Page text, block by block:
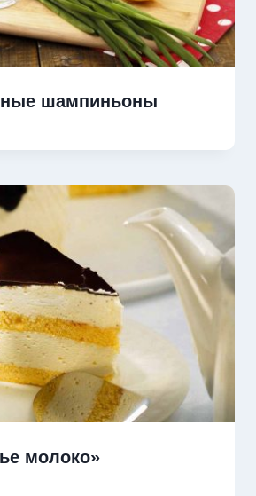
шампиньоны
молоко»